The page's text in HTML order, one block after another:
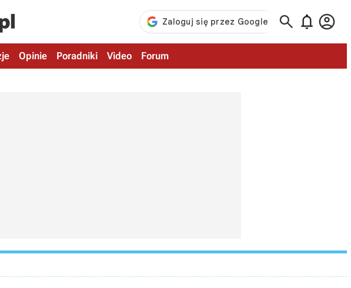
  
Opinie Poradniki Video Forum